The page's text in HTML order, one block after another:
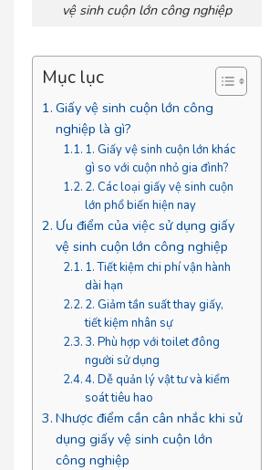
vệ sinh cuộn lớn công nghiệp
Mục lục
Giấy vệ sinh cuộn lớn công
nghiệp là gì?
1. Giấy vệ sinh cuộn lớn khác
gì so với cuộn nhỏ gia đình?
2. Các loại giấy vệ sinh cuộn
lớn phổ biến hiện nay
Ưu điểm của việc sử dụng giấy
vệ sinh cuộn lớn công nghiệp
1. Tiết kiệm chi phí vận hành
dài hạn
2. Giảm tần suất thay giấy,
tiết kiệm nhân sự
3. Phù hợp với toilet đông
người sử dụng
4. Dễ quản lý vật tư và kiểm
soát tiêu hao
Nhược điểm cần cân nhắc khi sử
dụng giấy vệ sinh cuộn lớn
công nghiệp